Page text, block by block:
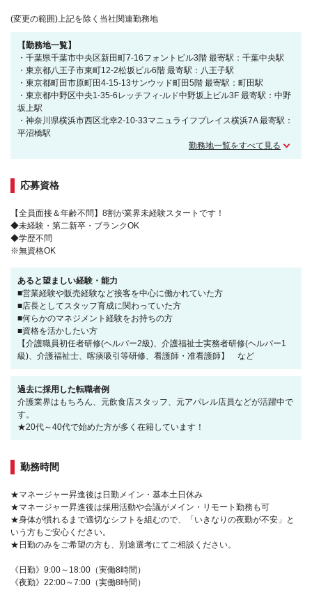
(変更の範囲)上記を除く当社関連勤務地
【勤務地一覧】
・千葉県千葉市中央区新田町7-16フォントビル3階 最寄駅：千葉中央駅
・東京都八王子市東町12-2松坂ビル6階 最寄駅：八王子駅
・東京都町田市原町田4-15-13サンウッド町田5階 最寄駅：町田駅
・東京都中野区中央1-35-6レッチフィ-ルド中野坂上ビル3F 最寄駅：中野
坂上駅
・神奈川県横浜市西区北幸2-10-33マニュライフプレイス横浜7A 最寄駅：
平沼橋駅
勤務地一覧をすべて見る
応募資格
【全員面接＆年齢不問】8割が業界未経験スタートです！
◆未経験・第二新卒・ブランクOK
◆学歴不問
※無資格OK
あると望ましい経験・能力
■営業経験や販売経験など接客を中心に働かれていた方
■店長としてスタッフ育成に関わっていた方
■何らかのマネジメント経験をお持ちの方
■資格を活かしたい方
【介護職員初任者研修(ヘルパー2級)、介護福祉士実務者研修(ヘルパー1
級)、介護福祉士、喀痰吸引等研修、看護師・准看護師】 など
過去に採用した転職者例
介護業界はもちろん、元飲食店スタッフ、元アパレル店員などが活躍中で
す。
★20代～40代で始めた方が多く在籍しています！
勤務時間
★マネージャー昇進後は日勤メイン・基本土日休み
★マネージャー昇進後は採用活動や会議がメイン・リモート勤務も可
★身体が慣れるまで適切なシフトを組むので、「いきなりの夜勤が不安」と
いう方もご安心ください。
★日勤のみをご希望の方も、別途選考にてご相談ください。
《日勤》9:00～18:00（実働8時間）
《夜勤》22:00～7:00（実働8時間）